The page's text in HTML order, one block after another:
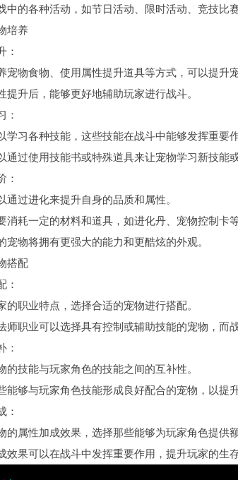
中的各种活动，如节日活动、限时活动、竞技比
培养
：
宠物食物、使用属性提升道具等方式，可以提升
提升后，能够更好地辅助玩家进行战斗。
：
学习各种技能，这些技能在战斗中能够发挥重要作
通过使用技能书或特殊道具来让宠物学习新技能
：
通过进化来提升自身的品质和属性。
消耗一定的材料和道具，如进化丹、宠物控制卡等
宠物将拥有更强大的能力和更酷炫的外观。
搭配
：
的职业特点，选择合适的宠物进行搭配。
师职业可以选择具有控制或辅助技能的宠物，而
：
的技能与玩家角色的技能之间的互补性。
能够与玩家角色技能形成良好配合的宠物，以提
：
的属性加成效果，选择那些能够为玩家角色提供
效果可以在战斗中发挥重要作用，提升玩家的生